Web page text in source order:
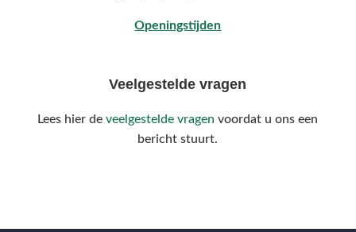
Openingstijden
Veelgestelde vragen
Lees hier deveelgestelde vragen voordat u ons een
bericht stuurt.